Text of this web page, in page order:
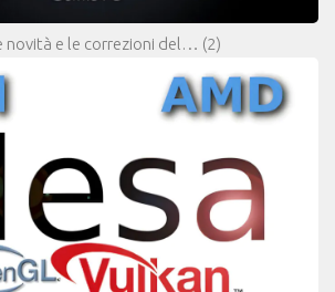
novità e le correzioni del… (2)